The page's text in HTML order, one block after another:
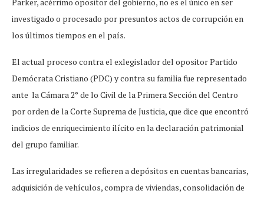
investigado o procesado por presuntos actos de corrupción en
los últimos tiempos en el país.
El actual proceso contra el exlegislador del opositor Partido
Demócrata Cristiano (PDC) y contra su familia fue representado
ante la Cámara 2° de lo Civil de la Primera Sección del Centro
por orden de la Corte Suprema de Justicia, que dice que encontró
indicios de enriquecimiento ilícito en la declaración patrimonial
del grupo familiar.
Las irregularidades se refieren a depósitos en cuentas bancarias,
adquisición de vehículos, compra de viviendas, consolidación de